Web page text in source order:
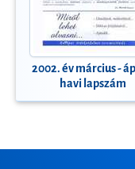
2002. év március -
havi lapszám